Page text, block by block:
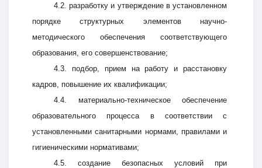
4.2. разработку и утверждение в установленном
порядке структурных элементов научно-
методического обеспечения соответствующего
образования, его совершенствование;
4.3. подбор, прием на работу и расстановку
кадров, повышение их квалификации;
4.4. материально-техническое обеспечение
образовательного процесса в соответствии с
установленными санитарными нормами, правилами и
гигиеническими нормативами;
4.5. создание безопасных условий при